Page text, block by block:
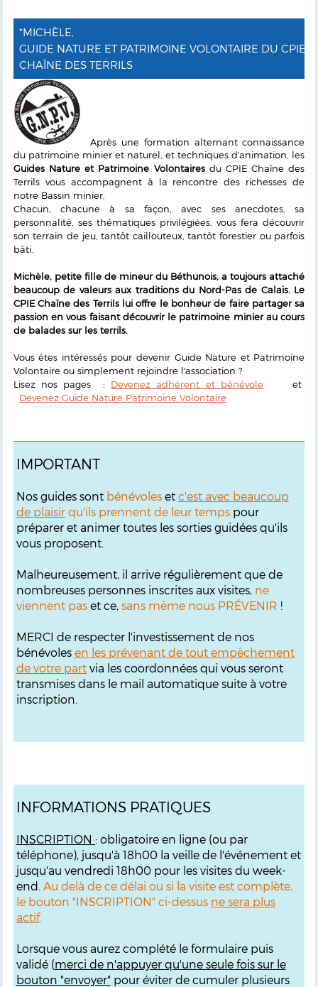
*MICHÈLE,
GUIDE NATURE ET PATRIMOINE VOLONTAIRE DU CPIE
CHAÎNE DES TERRILS
Après une formation alternant connaissance
du patrimoine minier et naturel, et techniques d'animation, les
Guides Nature et Patrimoine Volontairesdu CPIE Chaîne des
Terrils vous accompagnent à la rencontre des richesses de
notre Bassin minier.
Chacun, chacune à sa façon, avec ses anecdotes, sa
personnalité, ses thématiques privilégiées, vous fera découvrir
son terrain de jeu, tantôt caillouteux, tantôt forestier ou parfois
bâti.
Michèle, petite fille de mineur du Béthunois, a toujours attaché
beaucoup de valeurs aux traditions du Nord-Pas de Calais. Le
CPIE Chaîne des Terrils lui offre le bonheur de faire partager sa
passion en vous faisant découvrir le patrimoine minier au cours
de balades sur les terrils.
Vous êtes intéressés pour devenir Guide Nature et Patrimoine
Volontaire ou simplement rejoindre l'association ?
Lisez nos pages : Devenez adhérent et bénévole et
Devenez Guide Nature Patrimoine Volontaire
IMPORTANT
Nos guides sont bénévoleset c'est avec beaucoup
de plaisirqu'ils prennent de leur tempspour
préparer et animer toutes les sorties guidées qu'ils
vous proposent.
Malheureusement, il arrive régulièrement que de
nombreuses personnes inscrites aux visites, ne
viennent paset ce, sans même nous PRÉVENIR !
MERCI de respecter l'investissement de nos
bénévoles en les prévenant de tout empêchement
de votre partvia les coordonnées qui vous seront
transmises dans le mail automatique suite à votre
inscription.
INFORMATIONS PRATIQUES
INSCRIPTION : obligatoire en ligne (ou par
téléphone), jusqu'à 18h00 la veille de l'événement et
jusqu'au vendredi 18h00 pour les visites du week-
end. Au delà de ce délai ou si la visite est complète,
le bouton "INSCRIPTION" ci-dessus ne sera plus
actif.
Lorsque vous aurez complété le formulaire puis
validé (merci de n'appuyer qu'une seule fois sur le
bouton "envoyer" pour éviter de cumuler plusieurs